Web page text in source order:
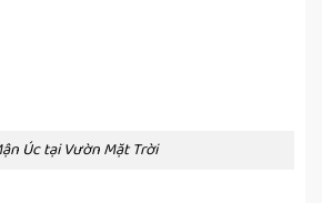
Úc tại Vườn Mặt Trời